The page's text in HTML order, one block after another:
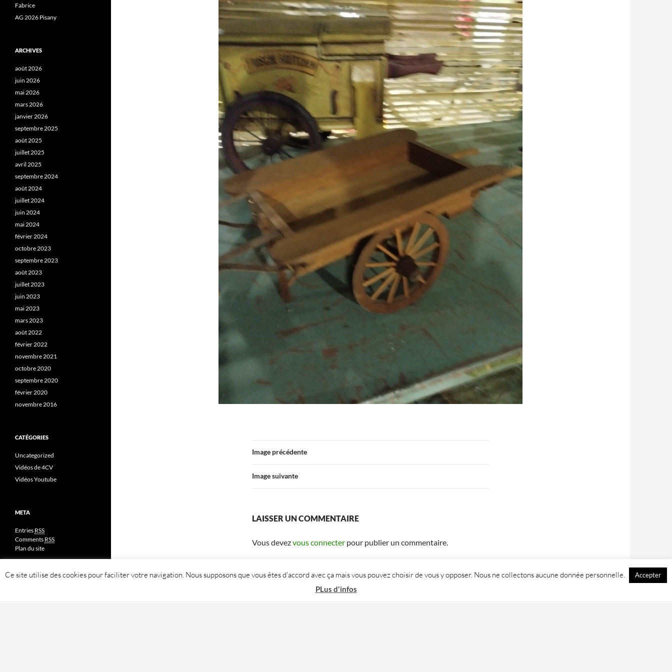
Image précédente
Image suivante
LAISSER UN COMMENTAIRE
Vous devezvous connecter pour publier un commentaire.
Fabrice
AG 2026 Pisany
ARCHIVES
août 2026
juin 2026
mai 2026
mars 2026
janvier 2026
septembre 2025
août 2025
juillet 2025
avril 2025
septembre 2024
août 2024
juillet 2024
juin 2024
mai 2024
février 2024
octobre 2023
septembre 2023
août 2023
juillet 2023
juin 2023
mai 2023
mars 2023
août 2022
février 2022
novembre 2021
octobre 2020
septembre 2020
février 2020
novembre 2016
CATÉGORIES
Uncategorized
Vidéos de 4CV
Vidéos Youtube
META
Entries RSS
Comments RSS
Plan du site
Ce site utilise des cookies pour faciliter votre navigation. Nous supposons que vous êtes d'accord avec ça mais vous pouvez choisir de vous y opposer. Nous ne collectons aucune donnée personnelle. Accepter
PLus d'infos